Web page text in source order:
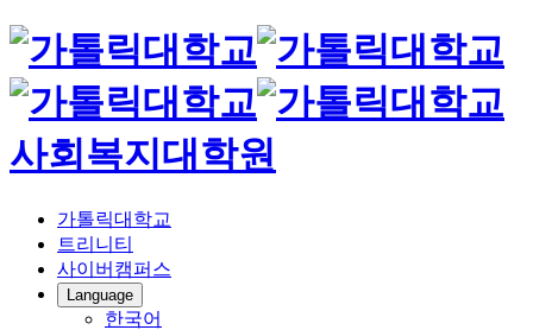
사회복지대학원
가톨릭대학교
트리니티
사이버캠퍼스
Language
한국어